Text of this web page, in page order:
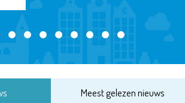
Meest gelezen nieuws